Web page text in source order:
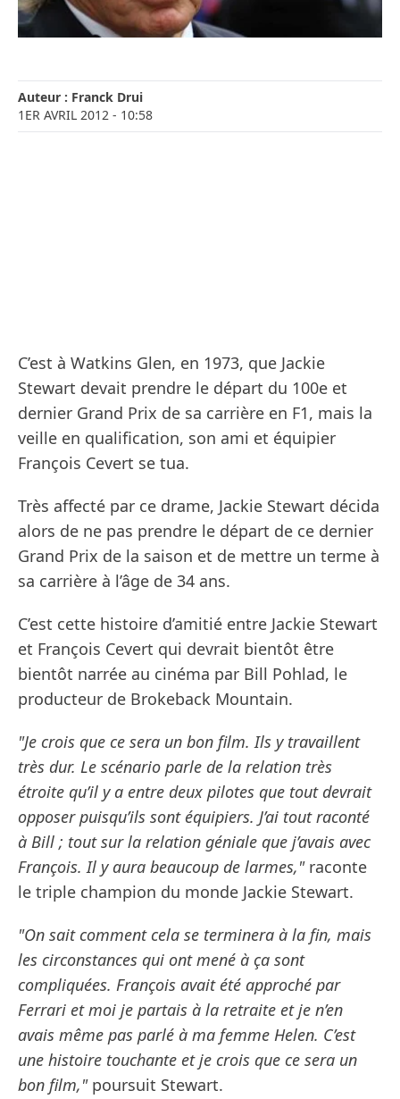
Auteur : Franck Drui
1ER AVRIL 2012 - 10:58
C’est à Watkins Glen, en 1973, que Jackie
Stewart devait prendre le départ du 100e et
dernier Grand Prix de sa carrière en F1, mais la
veille en qualification, son ami et équipier
François Cevert se tua.
Très affecté par ce drame, Jackie Stewart décida
alors de ne pas prendre le départ de ce dernier
Grand Prix de la saison et de mettre un terme à
sa carrière à l’âge de 34 ans.
C’est cette histoire d’amitié entre Jackie Stewart
et François Cevert qui devrait bientôt être
bientôt narrée au cinéma par Bill Pohlad, le
producteur de Brokeback Mountain.
"Je crois que ce sera un bon film. Ils y travaillent
très dur. Le scénario parle de la relation très
étroite qu’il y a entre deux pilotes que tout devrait
opposer puisqu’ils sont équipiers. J’ai tout raconté
à Bill ; tout sur la relation géniale que j’avais avec
François. Il y aura beaucoup de larmes,"raconte
le triple champion du monde Jackie Stewart.
"On sait comment cela se terminera à la fin, mais
les circonstances qui ont mené à ça sont
compliquées. François avait été approché par
Ferrari et moi je partais à la retraite et je n’en
avais même pas parlé à ma femme Helen. C’est
une histoire touchante et je crois que ce sera un
bon film,"poursuit Stewart.